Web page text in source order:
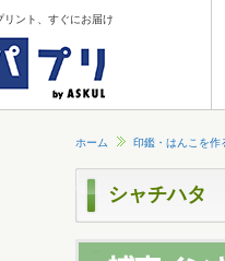
リント、すぐにお届け
ホーム 印鑑・はんこを作
シャチハタ